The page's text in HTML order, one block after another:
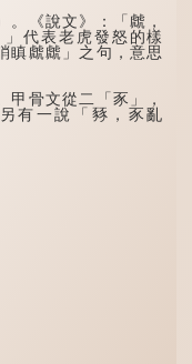
子外形與能力各有
其中，贔屭原形像
為能負重，多作為碑
「碑下龜...
《說文》：「虤，
代表老虎發怒的樣
瞋虤虤」之句，意思
骨文從二「豕」，
有一說「豩，豕亂